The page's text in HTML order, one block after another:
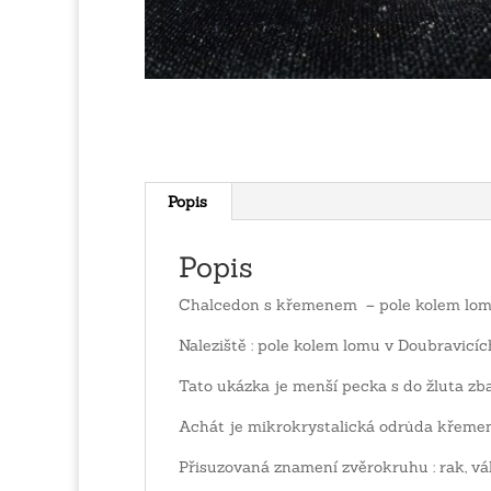
Popis
Popis
Chalcedon s křemenem – pole kolem
Naleziště : pole kolem lomu v
Tato ukázka je menší pecka s do žluta
Achát je mikrokrystalická odrůda
Přisuzovaná znamení zvěrokruhu : rak,